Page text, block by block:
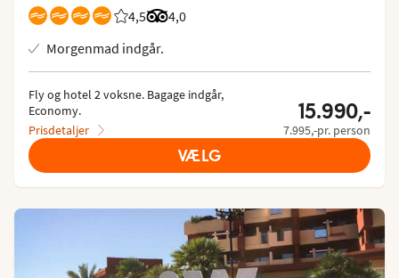
4,5
Bedømmelse fra Spies gæster: 4.5/5
4,0
Bedømmelse fra Tripadvisor: 4 of 5
Morgenmad indgår.
Fly og hotel 2 voksne. Bagage indgår,
Economy.
Prisdetaljer
15.990,-
7.995,-pr. person
VÆLG